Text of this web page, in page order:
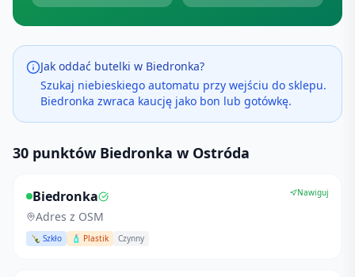
Jak oddać butelki w Biedronka?
Szukaj niebieskiego automatu przy wejściu do sklepu.
Biedronka zwraca kaucję jako bon lub gotówkę.
30 punktów Biedronka w Ostróda
Biedronka
Adres z OSM
🍾 Szkło 🧴 Plastik Czynny
Nawiguj